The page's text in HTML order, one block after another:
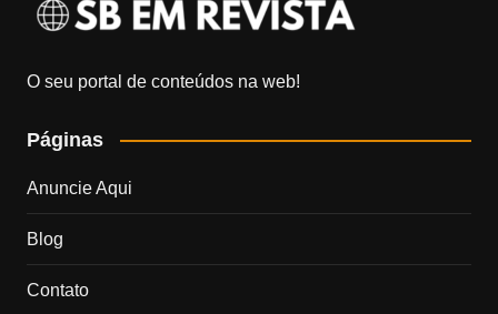
O seu portal de conteúdos na web!
Páginas
Anuncie Aqui
Blog
Contato